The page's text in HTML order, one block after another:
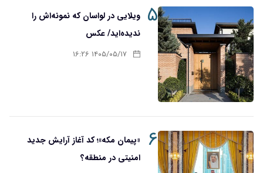
۵ ویلایی در لواسان که نمونه‌اش را
ندیده‌اید/ عکس
۱۴۰۵/۰۵/۱۷ ۱۶:۲۶
۶
«پیمان مکه»؛ کد آغاز آرایش جدید
امنیتی در منطقه؟